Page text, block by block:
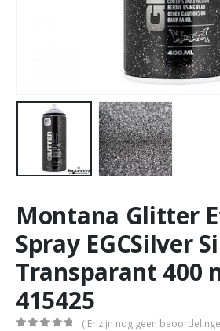
Montana Glitter
Spray EGCSilver
Transparant 400
415425
( Er zijn nog geen